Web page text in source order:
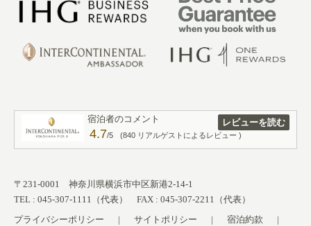
宿泊者のコメント
4.7/5 (840 リアルゲストによるレビュー )
レビューを読む
〒231-0001 神奈川県横浜市中区新港2-14-1
TEL : 045-307-1111（代表） FAX : 045-307-2211（代表）
プライバシーポリシー
サイトポリシー
宿泊約款